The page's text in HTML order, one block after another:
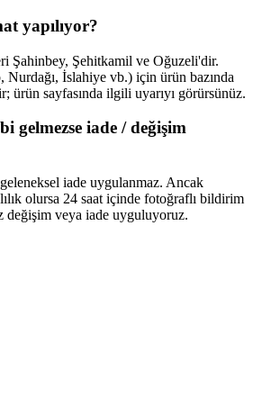
yapılıyor?
Şahinbey, Şehitkamil ve Oğuzeli'dir.
Nurdağı, İslahiye vb.) için ürün bazında
ürün sayfasında ilgili uyarıyı görürsünüz.
gelmezse iade / değişim
iade uygulanmaz. Ancak
olursa 24 saat içinde fotoğraflı bildirim
değişim veya iade uyguluyoruz.